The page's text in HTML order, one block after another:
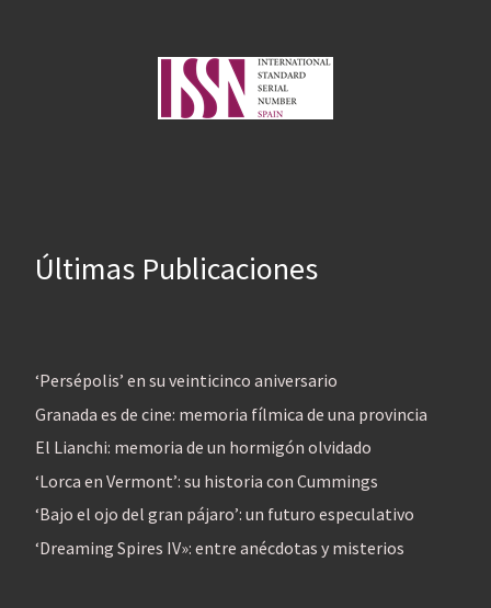
Últimas Publicaciones
‘Persépolis’ en su veinticinco aniversario
Granada es de cine: memoria fílmica de una provincia
El Lianchi: memoria de un hormigón olvidado
‘Lorca en Vermont’: su historia con Cummings
‘Bajo el ojo del gran pájaro’: un futuro especulativo
‘Dreaming Spires IV»: entre anécdotas y misterios